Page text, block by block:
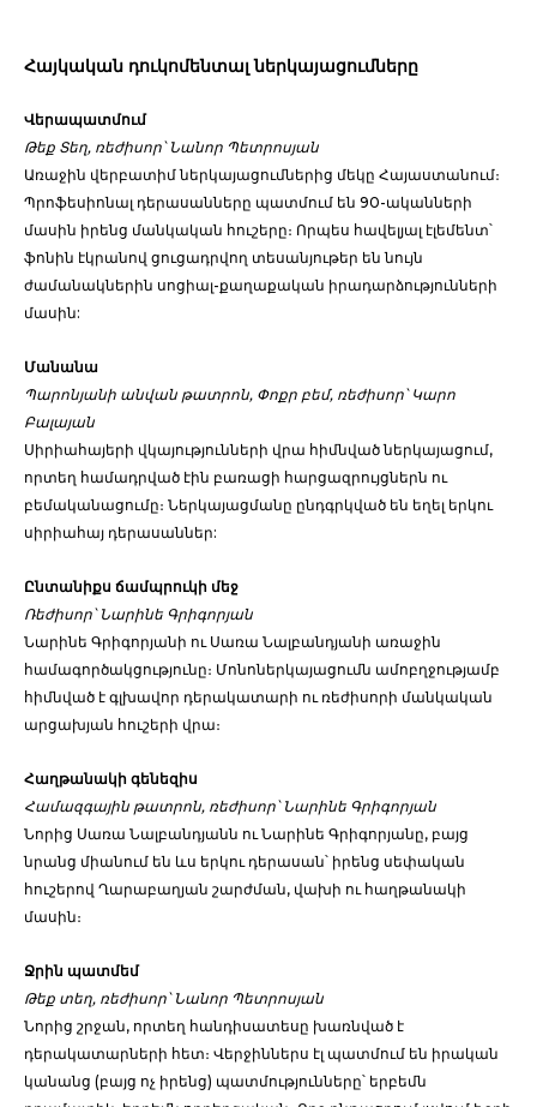
Հայկական դուկոմենտալ ներկայացումները
Վերապատմում
Թեք Տեղ, ռեժիսոր՝ Նանոր Պետրոսյան
Առաջին վերբատիմ ներկայացումներից մեկը Հայաստանում։
Պրոֆեսիոնալ դերասանները պատմում են 90-ականների
մասին իրենց մանկական հուշերը։ Որպես հավելյալ էլեմենտ՝
ֆոնին էկրանով ցուցադրվող տեսանյութեր են նույն
ժամանակներին սոցիալ-քաղաքական իրադարձությունների
մասին:
Մանանա
Պարոնյանի անվան թատրոն, Փոքր բեմ, ռեժիսոր՝ Կարո
Բալայան
Սիրիահայերի վկայությունների վրա հիմնված ներկայացում,
որտեղ համադրված էին բառացի հարցազրույցներն ու
բեմականացումը։ Ներկայացմանը ընդգրկված են եղել երկու
սիրիահայ դերասաններ:
Ընտանիքս ճամպրուկի մեջ
Ռեժիսոր՝ Նարինե Գրիգորյան
Նարինե Գրիգորյանի ու Սառա Նալբանդյանի առաջին
համագործակցությունը։ Մոնոներկայացումն ամոբղջությամբ
հիմնված է գլխավոր դերակատարի ու ռեժիսորի մանկական
արցախյան հուշերի վրա։
Հաղթանակի գենեզիս
Համազգային թատրոն, ռեժիսոր՝ Նարինե Գրիգորյան
Նորից Սառա Նալբանդյանն ու Նարինե Գրիգորյանը, բայց
նրանց միանում են ևս երկու դերասան՝ իրենց սեփական
հուշերով Ղարաբաղյան շարժման, վախի ու հաղթանակի
մասին։
Ջրին պատմեմ
Թեք տեղ, ռեժիսոր՝ Նանոր Պետրոսյան
Նորից շրջան, որտեղ հանդիսատեսը խառնված է
դերակատարների հետ։ Վերջիններս էլ պատմում են իրական
կանանց (բայց ոչ իրենց) պատմությունները՝ երբեմն